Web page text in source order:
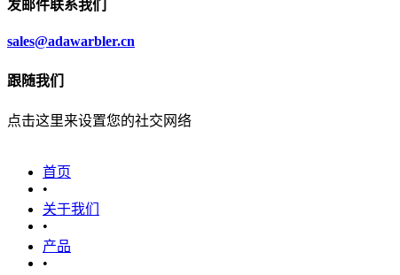
发邮件联系我们
sales@adawarbler.cn
跟随我们
点击这里来设置您的社交网络
首页
•
关于我们
•
产品
•